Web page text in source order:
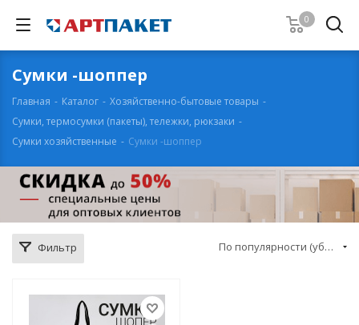
0
Сумки -шоппер
Главная - Каталог - Хозяйственно-бытовые товары -
Сумки, термосумки (пакеты), тележки, рюкзаки -
Сумки хозяйственные - Сумки -шоппер
Фильтр По популярности (убывание)